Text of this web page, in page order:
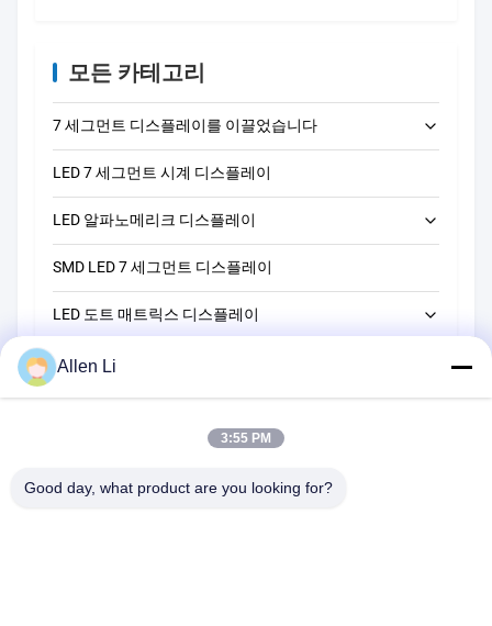
모든 카테고리
7 세그먼트 디스플레이를 이끌었습니다
LED 단자리 7개 세그먼트 디스플레이
LED 2자리 7세그먼트 디스플레이
LED 3자리 7개 세그먼트 디스플레이
LED 4자리 7개 세그먼트 디스플레이
LED 5자리 7개 세그먼트 디스플레이
LED 7 세그먼트 시계 디스플레이
LED 알파노메리크 디스플레이
14 세그먼트 LED 알파노메리크 디스플레이
16 세그먼트 LED 알파노메리크 디스플레이
SMD LED 7 세그먼트 디스플레이
LED 도트 매트릭스 디스플레이
5*7 LED 도트 매트릭스 디스플레이
LED 막대 그래프 디스플레이
Allen Li
3:55 PM
Good day, what product are you looking for?